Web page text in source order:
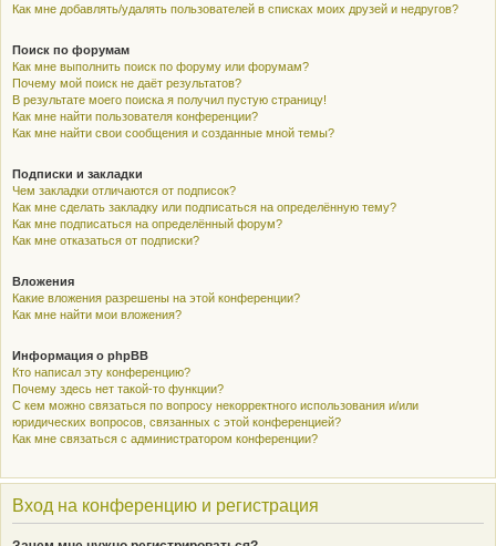
Как мне добавлять/удалять пользователей в списках моих друзей и недругов?
Поиск по форумам
Как мне выполнить поиск по форуму или форумам?
Почему мой поиск не даёт результатов?
В результате моего поиска я получил пустую страницу!
Как мне найти пользователя конференции?
Как мне найти свои сообщения и созданные мной темы?
Подписки и закладки
Чем закладки отличаются от подписок?
Как мне сделать закладку или подписаться на определённую тему?
Как мне подписаться на определённый форум?
Как мне отказаться от подписки?
Вложения
Какие вложения разрешены на этой конференции?
Как мне найти мои вложения?
Информация о phpBB
Кто написал эту конференцию?
Почему здесь нет такой-то функции?
С кем можно связаться по вопросу некорректного использования и/или
юридических вопросов, связанных с этой конференцией?
Как мне связаться с администратором конференции?
Вход на конференцию и регистрация